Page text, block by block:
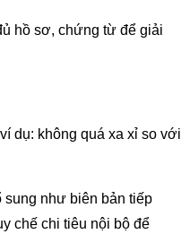
hồ sơ, chứng từ để giải
dụ: không quá xa xỉ so với
sung như biên bản tiếp
chế chi tiêu nội bộ để